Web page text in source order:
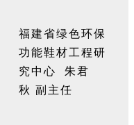
福建省绿色环保
功能鞋材工程研
究中心
朱君
秋 副主任